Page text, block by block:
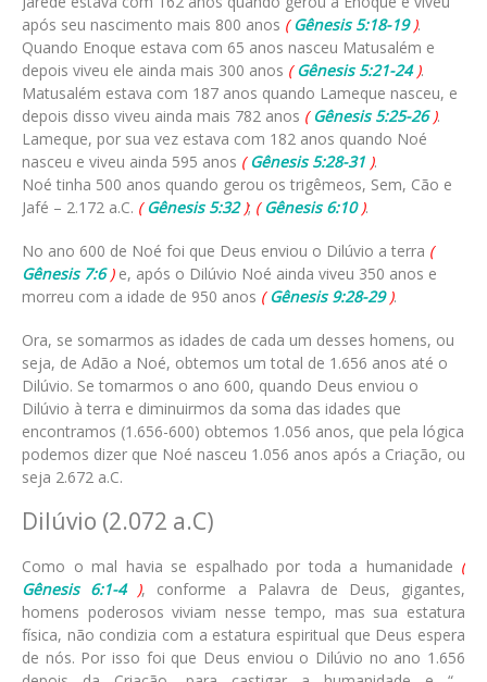
após seu nascimento mais 800 anos (Gênesis 5:18-19).
Quando Enoque estava com 65 anos nasceu Matusalém e
depois viveu ele ainda mais 300 anos (Gênesis 5:21-24).
Matusalém estava com 187 anos quando Lameque nasceu, e
depois disso viveu ainda mais 782 anos (Gênesis 5:25-26).
Lameque, por sua vez estava com 182 anos quando Noé
nasceu e viveu ainda 595 anos (Gênesis 5:28-31 ).
Noé tinha 500 anos quando gerou os trigêmeos, Sem, Cão e
Jafé – 2.172 a.C. (Gênesis 5:32); (Gênesis 6:10).
No ano 600 de Noé foi que Deus enviou o Dilúvio a terra (
Gênesis 7:6)e, após o Dilúvio Noé ainda viveu 350 anos e
morreu com a idade de 950 anos (Gênesis 9:28-29).
Ora, se somarmos as idades de cada um desses homens, ou
seja, de Adão a Noé, obtemos um total de 1.656 anos até o
Dilúvio. Se tomarmos o ano 600, quando Deus enviou o
Dilúvio à terra e diminuirmos da soma das idades que
encontramos (1.656-600) obtemos 1.056 anos, que pela lógica
podemos dizer que Noé nasceu 1.056 anos após a Criação, ou
seja 2.672 a.C.
Dilúvio (2.072 a.C)
Como o mal havia se espalhado por toda a humanidade (
Gênesis 6:1-4), conforme a Palavra de Deus, gigantes,
homens poderosos viviam nesse tempo, mas sua estatura
física, não condizia com a estatura espiritual que Deus espera
de nós. Por isso foi que Deus enviou o Dilúvio no ano 1.656